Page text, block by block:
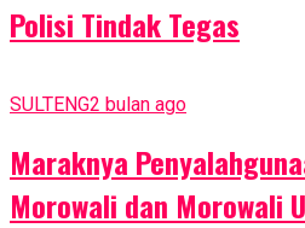
Polisi Tindak Tegas
SULTENG2 bulan ago
Maraknya
Morowali dan Morowali